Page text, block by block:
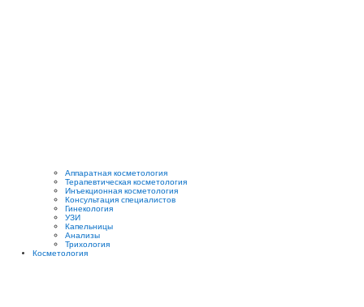
Аппаратная косметология
Терапевтическая косметология
Инъекционная косметология
Консультация специалистов
Гинекология
УЗИ
Капельницы
Анализы
Трихология
Косметология